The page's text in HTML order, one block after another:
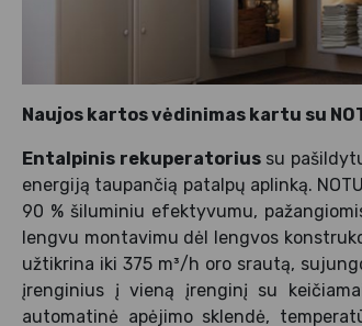
Naujos kartos vėdinimas kartu su
Entalpinis rekuperatoriussu
energiją taupančią patalpų aplinką.
90 % šiluminiu efektyvumu,
lengvu montavimu dėl lengvos
užtikrina iki 375 m³/h oro srautą,
įrenginius į vieną įrenginį su
automatinė apėjimo sklendė,